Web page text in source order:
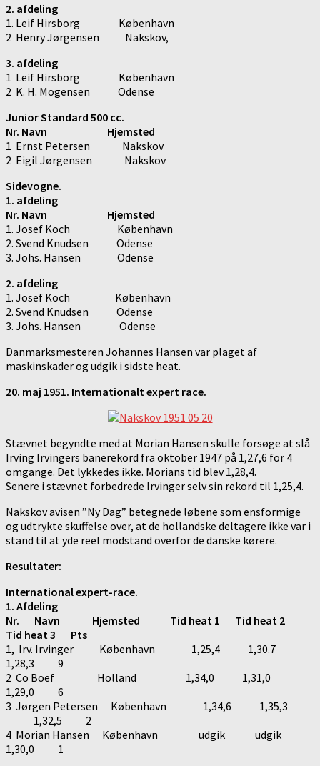
2. afdeling
1. Leif Hirsborg København
2 Henry Jørgensen Nakskov,
3. afdeling
1 Leif Hirsborg København
2 K. H. Mogensen Odense
Junior Standard 500 cc.
Nr. Navn Hjemsted
1 Ernst Petersen Nakskov
2 Eigil Jørgensen Nakskov
Sidevogne.
1. afdeling
Nr. Navn Hjemsted
1. Josef Koch København
2. Svend Knudsen Odense
3. Johs. Hansen Odense
2. afdeling
1. Josef Koch København
2. Svend Knudsen Odense
3. Johs. Hansen Odense
Danmarksmesteren Johannes Hansen var plaget af
maskinskader og udgik i sidste heat.
20. maj 1951. Internationalt expert race.
Stævnet begyndte med at Morian Hansen skulle forsøge at slå
Irving Irvingers banerekord fra oktober 1947 på 1,27,6 for 4
omgange. Det lykkedes ikke. Morians tid blev 1,28,4.
Senere i stævnet forbedrede Irvinger selv sin rekord til 1,25,4.
Nakskov avisen ”Ny Dag” betegnede løbene som ensformige
og udtrykte skuffelse over, at de hollandske deltagere ikke var i
stand til at yde reel modstand overfor de danske kørere.
Resultater:
International expert-race.
1. Afdeling
Nr. Navn Hjemsted Tid heat 1 Tid heat 2
Tid heat 3 Pts
1, Irv. Irvinger København 1,25,4 1,30.7
1,28,3 9
2 Co Boef Holland 1,34,0 1,31,0
1,29,0 6
3 Jørgen Petersen København 1,34,6 1,35,3
1,32,5 2
4 Morian Hansen København udgik udgik
1,30,0 1